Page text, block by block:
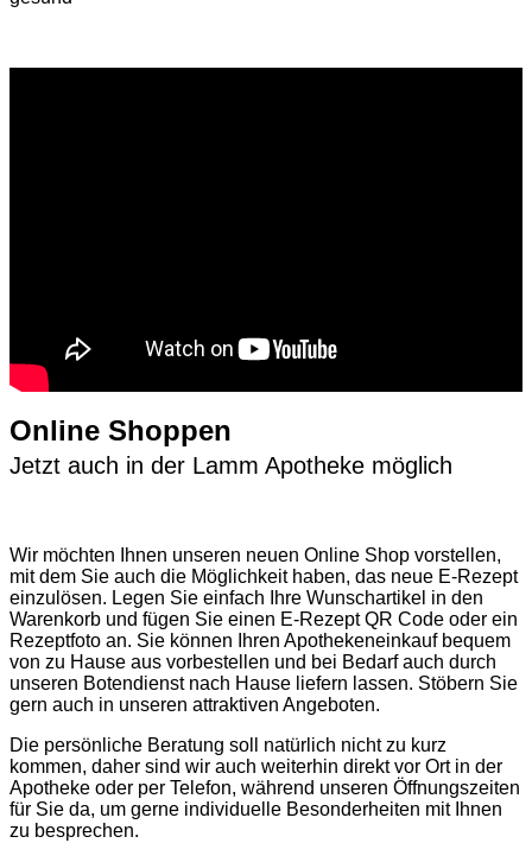
Online Shoppen
Jetzt auch in der Lamm Apotheke möglich
Wir möchten Ihnen unseren neuen Online Shop vorstellen,
mit dem Sie auch die Möglichkeit haben, das neue E-Rezept
einzulösen. Legen Sie einfach Ihre Wunschartikel in den
Warenkorb und fügen Sie einen E-Rezept QR Code oder ein
Rezeptfoto an. Sie können Ihren Apothekeneinkauf bequem
von zu Hause aus vorbestellen und bei Bedarf auch durch
unseren Botendienst nach Hause liefern lassen. Stöbern Sie
gern auch in unseren attraktiven Angeboten.
Die persönliche Beratung soll natürlich nicht zu kurz
kommen, daher sind wir auch weiterhin direkt vor Ort in der
Apotheke oder per Telefon, während unseren Öffnungszeiten
für Sie da, um gerne individuelle Besonderheiten mit Ihnen
zu besprechen.